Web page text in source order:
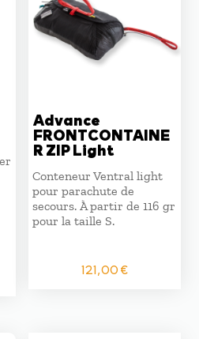
Advance
FRONTCONTAINE
R ZIP Light
Conteneur Ventral light
pour parachute de
secours. À partir de 116 gr
pour la taille S.
121,00€